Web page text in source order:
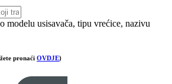
modelu usisavača, tipu vrećice, nazivu
pronaći OVDJE)